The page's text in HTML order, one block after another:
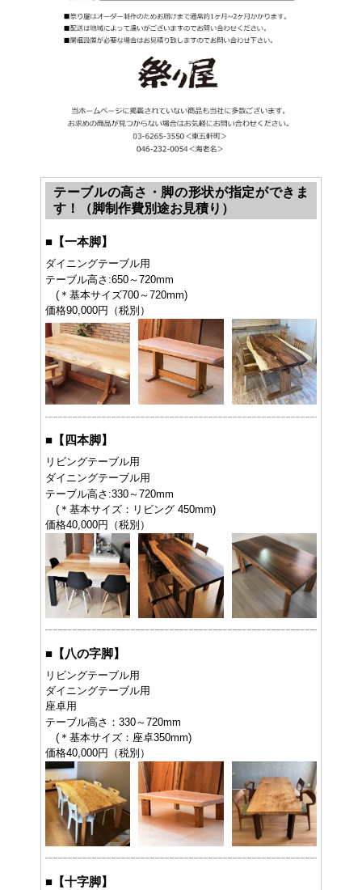
テーブルの高さ・脚の形状が指定ができま
す！（脚制作費別途お見積り）
■ 【一本脚】
ダイニングテーブル用
テーブル高さ:650～720mm
(＊基本サイズ700～720mm)
価格90,000円（税別）
■ 【四本脚】
リビングテーブル用
ダイニングテーブル用
テーブル高さ:330～720mm
(＊基本サイズ：リビング 450mm)
価格40,000円（税別）
■ 【八の字脚】
リビングテーブル用
ダイニングテーブル用
座卓用
テーブル高さ：330～720mm
(＊基本サイズ：座卓350mm)
価格40,000円（税別）
■ 【十字脚】